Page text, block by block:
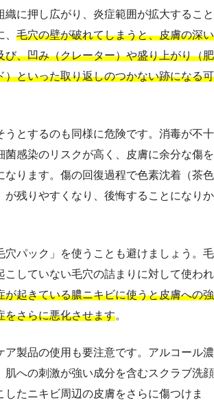
織に押し広がり、炎症範囲が拡大すること
毛穴の壁が破れてしまうと、皮膚の深い
び、凹み（クレーター）や盛り上がり（肥
）といった取り返しのつかない跡になる可
うとするのも同様に危険です。消毒が不十
菌感染のリスクが高く、皮膚に余分な傷を
なります。傷の回復過程で色素沈着（茶色
が残りやすくなり、後悔することになりか
穴パック」を使うことも避けましょう。毛
こしていない毛穴の詰まりに対して使われ
が起きている膿ニキビに使うと皮膚への強
をさらに悪化させます。
ア製品の使用も要注意です。アルコール濃
肌への刺激が強い成分を含むスクラブ洗顔
したニキビ周辺の皮膚をさらに傷つけま